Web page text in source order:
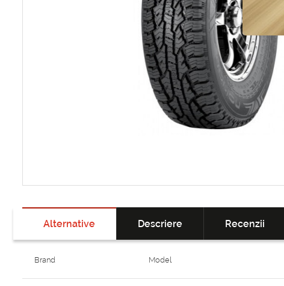
Alternative Descriere Recenzii
Brand Model